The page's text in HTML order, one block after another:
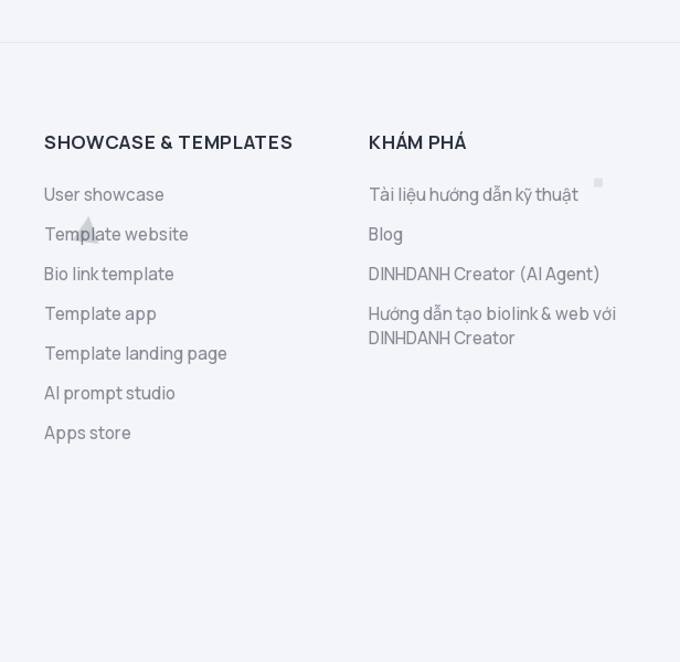
SHOWCASE & TEMPLATES
User showcase
Template website
Bio link template
Template app
Template landing page
AI prompt studio
Apps store
KHÁM PHÁ
Tài liệu hướng dẫn kỹ thuật
Blog
DINHDANH Creator (AI Agent)
Hướng dẫn tạo biolink & web với
DINHDANH Creator